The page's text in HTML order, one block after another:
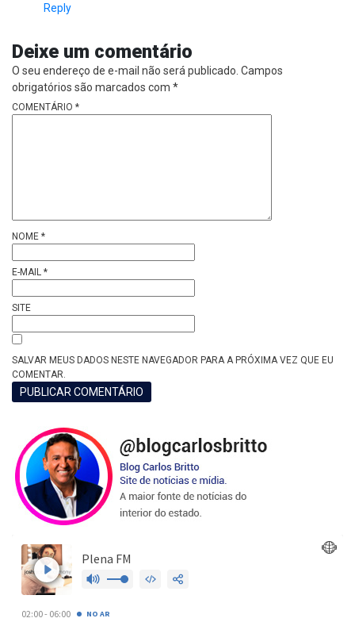
Reply
Deixe um comentário
O seu endereço de e-mail não será publicado. Campos
obrigatórios são marcados com *
COMENTÁRIO *
NOME *
E-MAIL *
SITE
SALVAR MEUS DADOS NESTE NAVEGADOR PARA A PRÓXIMA VEZ QUE EU
COMENTAR.